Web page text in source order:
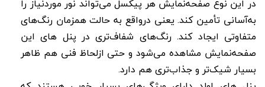
در این نوع صفحه‌نمایش هر پیکسل می‌تواند نور موردنیاز را
به‌آسانی تأمین کند. یعنی درواقع به حالت همزمان رنگ‌های
متفاوتی ایجاد کند. رنگ‌های شفاف‌تری در پنل های این
صفحه‌نمایش مشاهده می‌شود و حتی ازلحاظ فنی هم ظاهر
بسیار شیک‌تر و جذاب‌تری هم دارد.